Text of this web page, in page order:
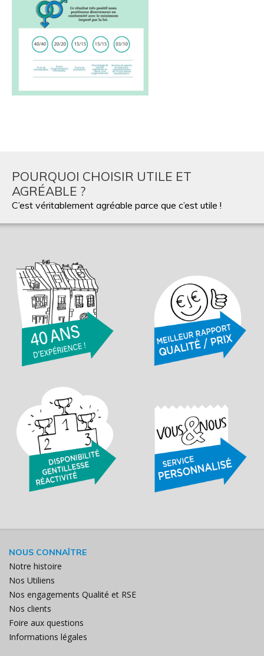
POURQUOI CHOISIR UTILE ET
AGRÉABLE ?
C’est véritablement agréable parce que c’est utile !
NOUS CONNAÎTRE
Notre histoire
Nos Utiliens
Nos engagements Qualité et RSE
Nos clients
Foire aux questions
Informations légales